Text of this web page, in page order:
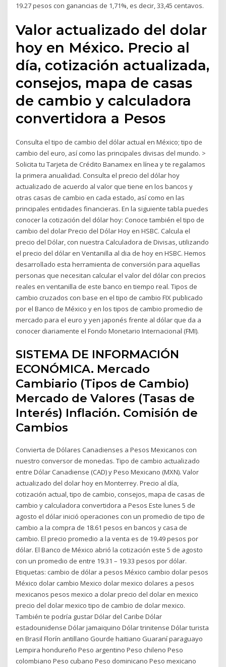
19.27 pesos con ganancias de 1,71%, es decir, 33,45 centavos.
Valor actualizado del dolar
hoy en México. Precio al
día, cotización actualizada,
consejos, mapa de casas
de cambio y calculadora
convertidora a Pesos
Consulta el tipo de cambio del dólar actual en México; tipo de
cambio del euro, así como las principales divisas del mundo. >
Solicita tu Tarjeta de Crédito Banamex en línea y te regalamos
la primera anualidad. Consulta el precio del dólar hoy
actualizado de acuerdo al valor que tiene en los bancos y
otras casas de cambio en cada estado, así como en las
principales entidades financieras. En la siguiente tabla puedes
conocer la cotización del dólar hoy: Conoce también el tipo de
cambio del dolar Precio del Dólar Hoy en HSBC. Calcula el
precio del Dólar, con nuestra Calculadora de Divisas, utilizando
el precio del dólar en Ventanilla al dia de hoy en HSBC. Hemos
desarrollado esta herramienta de conversión para aquellas
personas que necesitan calcular el valor del dólar con precios
reales en ventanilla de este banco en tiempo real. Tipos de
cambio cruzados con base en el tipo de cambio FIX publicado
por el Banco de México y en los tipos de cambio promedio de
mercado para el euro y yen japonés frente al dólar que da a
conocer diariamente el Fondo Monetario Internacional (FMI).
SISTEMA DE INFORMACIÓN
ECONÓMICA. Mercado
Cambiario (Tipos de Cambio)
Mercado de Valores (Tasas de
Interés) Inflación. Comisión de
Cambios
Convierta de Dólares Canadienses a Pesos Mexicanos con
nuestro conversor de monedas. Tipo de cambio actualizado
entre Dólar Canadiense (CAD) y Peso Mexicano (MXN). Valor
actualizado del dolar hoy en Monterrey. Precio al día,
cotización actual, tipo de cambio, consejos, mapa de casas de
cambio y calculadora convertidora a Pesos Este lunes 5 de
agosto el dólar inició operaciones con un promedio de tipo de
cambio a la compra de 18.61 pesos en bancos y casa de
cambio. El precio promedio a la venta es de 19.49 pesos por
dólar. El Banco de México abrió la cotización este 5 de agosto
con un promedio de entre 19.31 – 19.33 pesos por dólar.
Etiquetas: cambio de dólar a pesos México cambio dolar pesos
México dolar cambio Mexico dolar mexico dolares a pesos
mexicanos pesos mexico a dolar precio del dolar en mexico
precio del dolar mexico tipo de cambio de dolar mexico.
También te podría gustar Dólar del Caribe Dólar
estadounidense Dólar jamaiquino Dólar trinitense Dólar turista
en Brasil Florín antillano Gourde haitiano Guaraní paraguayo
Lempira hondureño Peso argentino Peso chileno Peso
colombiano Peso cubano Peso dominicano Peso mexicano